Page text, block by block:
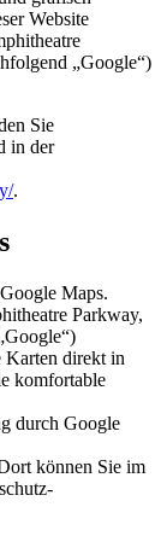
Website
„Google“)
Sie
in der
.
Maps.
Parkway,
Karten direkt in
komfortable
durch Google
können Sie im